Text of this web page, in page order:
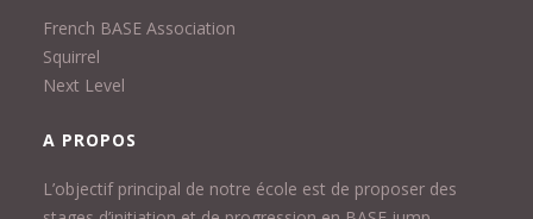
French BASE Association
Squirrel
Next Level
A PROPOS
L’objectif principal de notre école est de proposer des